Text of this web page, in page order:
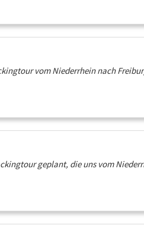
vom Niederrhein nach
geplant, die uns vom